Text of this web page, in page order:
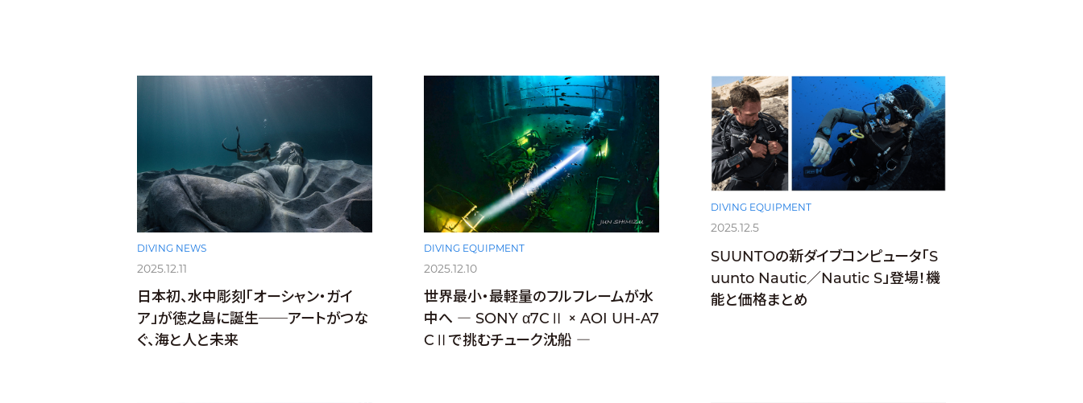
DIVING NEWS
2025.12.11
日本初、水中彫刻「オーシャン・ガイ
ア」が徳之島に誕生──アートがつな
ぐ、海と人と未来
DIVING EQUIPMENT
2025.12.10
世界最小・最軽量のフルフレームが水
中へ ― SONY α7CⅡ × AOI UH-A7
CⅡで挑むチューク沈船 ―
DIVING EQUIPMENT
2025.12.5
SUUNTOの新ダイブコンピュータ「S
uunto Nautic／Nautic S」登場！機
能と価格まとめ